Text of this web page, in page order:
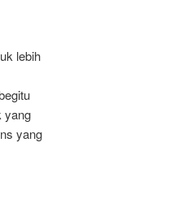
lebih
yang
yang